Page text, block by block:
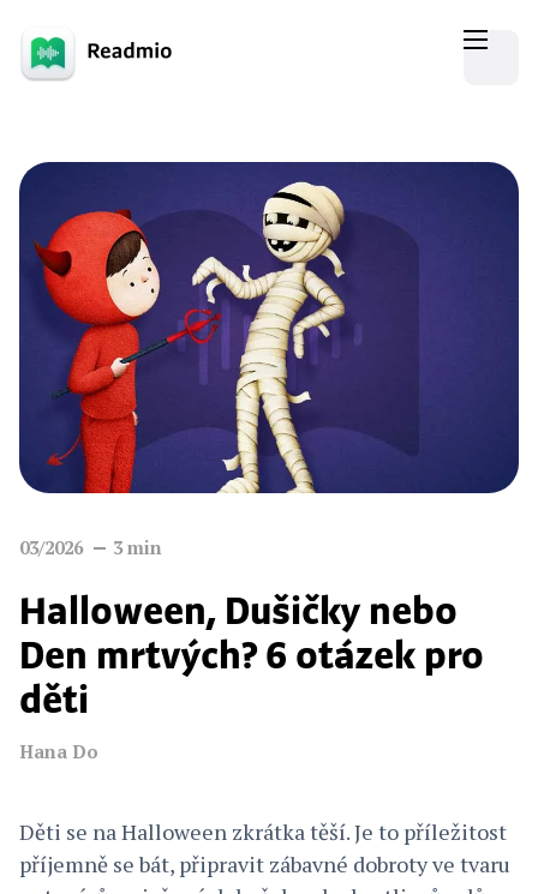
03/2026 3min
Halloween, Dušičky nebo
Den mrtvých? 6 otázek pro
děti
Hana Do
Děti se na Halloween zkrátka těší. Je to příležitost
příjemně se bát, připravit zábavné dobroty ve tvaru